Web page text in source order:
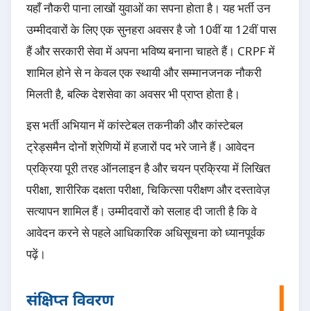
यहाँ नौकरी पाना लाखों युवाओं का सपना होता है। यह भर्ती उन
उम्मीदवारों के लिए एक सुनहरा अवसर है जो 10वीं या 12वीं पास
हैं और सरकारी सेवा में अपना भविष्य बनाना चाहते हैं। CRPF में
शामिल होने से न केवल एक स्थायी और सम्मानजनक नौकरी
मिलती है, बल्कि देशसेवा का अवसर भी प्राप्त होता है।
इस भर्ती अभियान में कांस्टेबल तकनीकी और कांस्टेबल
ट्रेड्समैन दोनों श्रेणियों में हजारों पद भरे जाने हैं। आवेदन
प्रक्रिया पूरी तरह ऑनलाइन है और चयन प्रक्रिया में लिखित
परीक्षा, शारीरिक दक्षता परीक्षा, चिकित्सा परीक्षण और दस्तावेज़
सत्यापन शामिल हैं। उम्मीदवारों को सलाह दी जाती है कि वे
आवेदन करने से पहले आधिकारिक अधिसूचना को ध्यानपूर्वक
पढ़ें।
संक्षिप्त विवरण